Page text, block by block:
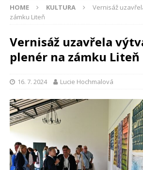
HOME KULTURA
Vernisáž
zámku Liteň
Vernisáž uzavřela
plenér na zámku Liteň
16. 7. 2024 Lucie Hochmalová